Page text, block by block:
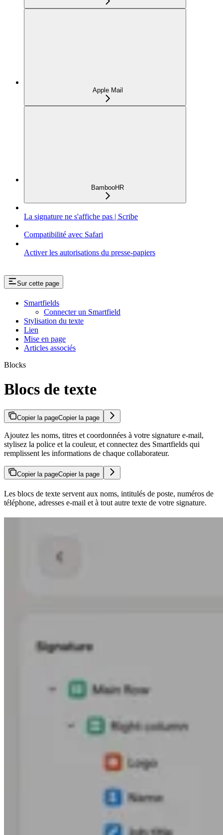
Apple Mail
BambooHR
La signature ne s'affiche pas | Scribe
Compatibilité avec Safari
Activer les autorisations du presse-papiers
Sur cette page
Smartfields
Connecter un Smartfield
Stylisation du texte
Lien
Mise en page
Articles associés
Blocks
Blocs de texte
Copier la pageCopier la page
Ajoutez les noms, titres et coordonnées à votre signature e-mail,
stylisez la police et la couleur, et connectez des Smartfields qui
remplissent les informations de chaque collaborateur.
Copier la pageCopier la page
Les blocs de texte servent aux noms, intitulés de poste, numéros de
téléphone, adresses e-mail et à tout autre texte de votre signature.